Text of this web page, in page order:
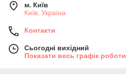
м. Київ
Київ, Україна
Контакти
Сьогодні вихідний
Показати весь графік роботи